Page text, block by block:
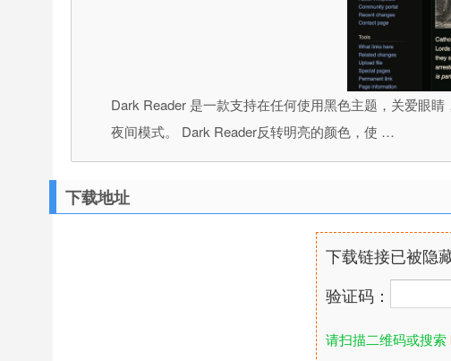
Dark Reader 是一款支持在任何使用黑色主题，关爱眼
夜间模式。 Dark Reader反转明亮的颜色，使 …
下载地址
下载链接已被隐
验证码：
请扫描二维码或搜索